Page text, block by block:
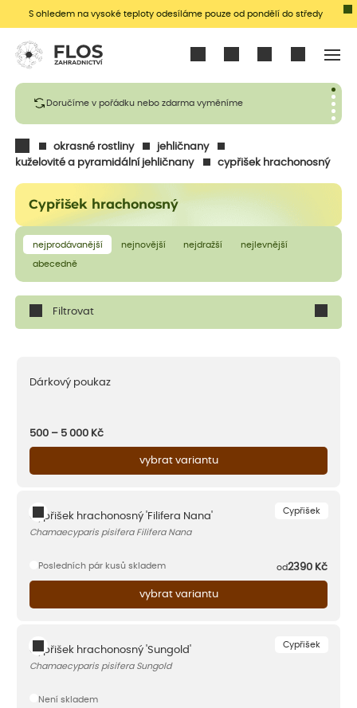
S ohledem na vysoké teploty odesíláme pouze od pondělí do středy
Doručíme v pořádku nebo zdarma vyměníme
okrasné rostliny
jehličnany
kuželovité a pyramidální jehličnany
cypřišek hrachonosný
Cypřišek hrachonosný
nejprodávanější nejnovější nejdražší nejlevnější
abecedně
Filtrovat
Dárkový poukaz
500 – 5 000 Kč
vybrat variantu
Cypřišek
Cypřišek hrachonosný 'Filifera Nana'
Chamaecyparis pisifera Filifera Nana
Posledních pár kusů skladem od2390 Kč
vybrat variantu
Cypřišek
Cypřišek hrachonosný 'Sungold'
Chamaecyparis pisifera Sungold
Není skladem